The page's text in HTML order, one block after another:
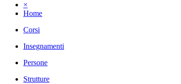
×
Home
Corsi
Insegnamenti
Persone
Strutture